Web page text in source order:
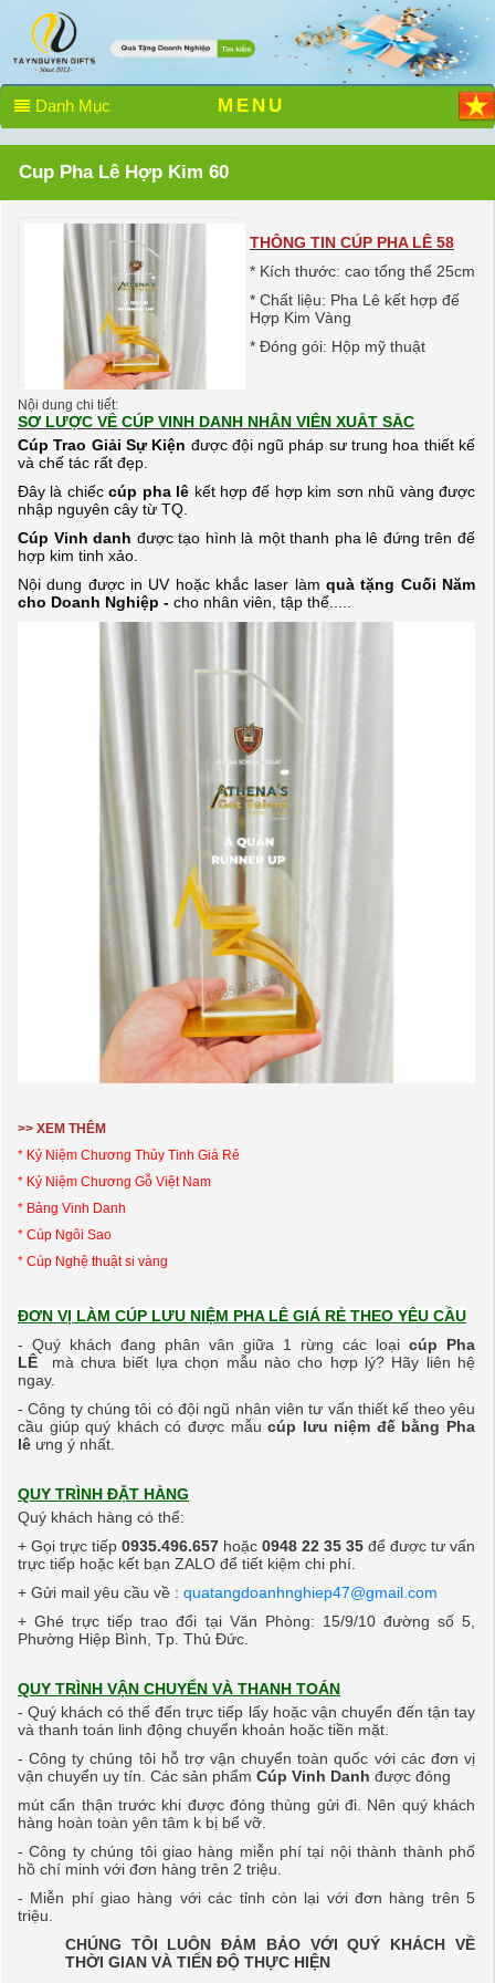
Danh Mục MENU
Cup Pha Lê Hợp Kim 60
THÔNG TIN CÚP PHA LÊ 58
* Kích thước: cao tổng thể 25cm
* Chất liệu: Pha Lê kết hợp đế
Hợp Kim Vàng
* Đóng gói: Hộp mỹ thuật
Nội dung chi tiết:
SƠ LƯỢC VỀ CÚP VINH DANH NHÂN VIÊN XUẤT SẮC
Cúp Trao Giải Sự Kiện được đội ngũ pháp sư trung hoa thiết kế
và chế tác rất đẹp.
Đây là chiếccúp pha lê kết hợp đế hợp kim sơn nhũ vàng được
nhập nguyên cây từ TQ.
Cúp Vinh danh được tạo hình là một thanh pha lê đứng trên đế
hợp kim tinh xảo.
Nội dung được in UV hoặc khắc laser làm quà tặng Cuối Năm
cho Doanh Nghiệp - cho nhân viên, tập thể.....
>> XEM THÊM
* Kỷ Niệm Chương Thủy Tinh Giá Rẻ
* Kỷ Niệm Chương Gỗ Việt Nam
* Bảng Vinh Danh
* Cúp Ngôi Sao
* Cúp Nghệ thuật si vàng
ĐƠN VỊ LÀM CÚP LƯU NIỆM PHA LÊ GIÁ RẺ THEO YÊU CẦU
- Quý khách đang phân vân giữa 1 rừng các loại cúp Pha
LÊ mà chưa biết lựa chọn mẫu nào cho hợp lý? Hãy liên hệ
ngay.
- Công ty chúng tôi có đội ngũ nhân viên tư vấn thiết kế theo yêu
cầu giúp quý khách có được mẫucúp lưu niệm đế bằng Pha
lê ưng ý nhất.
QUY TRÌNH ĐẶT HÀNG
Quý khách hàng có thể:
+ Gọi trực tiếp 0935.496.657 hoặc 0948 22 35 35 để được tư vấn
trực tiếp hoặc kết bạn ZALO để tiết kiệm chi phí.
+ Gửi mail yêu cầu về : quatangdoanhnghiep47@gmail.com
+ Ghé trực tiếp trao đổi tại Văn Phòng: 15/9/10 đường số 5,
Phường Hiệp Bình, Tp. Thủ Đức.
QUY TRÌNH VẬN CHUYỂN VÀ THANH TOÁN
- Quý khách có thể đến trực tiếp lấy hoặc vận chuyển đến tận tay
và thanh toán linh động chuyển khoản hoặc tiền mặt.
- Công ty chúng tôi hỗ trợ vận chuyển toàn quốc với các đơn vị
vận chuyển uy tín. Các sản phẩm Cúp Vinh Danh được đóng
mút cẩn thận trước khi được đóng thùng gửi đi. Nên quý khách
hàng hoàn toàn yên tâm k bị bể vỡ.
- Công ty chúng tôi giao hàng miễn phí tại nội thành thành phố
hồ chí minh với đơn hàng trên 2 triệu.
- Miễn phí giao hàng với các tỉnh còn lại với đơn hàng trên 5
triệu.
CHÚNG TÔI LUÔN ĐẢM BẢO VỚI QUÝ KHÁCH VỀ
THỜI GIAN VÀ TIẾN ĐỘ THỰC HIỆN